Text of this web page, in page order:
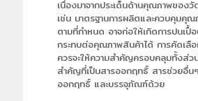
เนื่องมาจากประเด็นด้านคุณภาพของ
เช่น มาตรฐานการผลิตและควบคุมคุณ
ตามที่กำหนด อาจก่อให้เกิดการปนเ
กระทบต่อคุณภาพสินค้าได้ การคัดเลื
ควรจะให้ความสำคัญครอบคลุมทั้งส่ว
สำคัญที่เป็นสารออกฤทธิ์ สารช่วยอื่น
ออกฤทธิ์ และบรรจุภัณฑ์ด้วย